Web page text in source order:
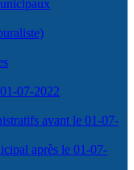
07-2022
avant le 01-07-
après le 01-07-